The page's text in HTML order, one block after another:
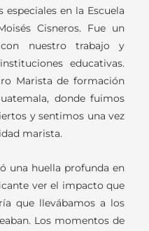
en la Escuela
Cisneros. Fue un
nuestro trabajo y
educativas.
Marista de formación
donde fuimos
y sentimos una vez
marista.
una huella profunda en
ver el impacto que
que llevábamos a los
Los momentos de